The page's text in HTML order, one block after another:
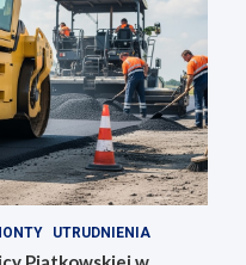
UTRUDNIENIA